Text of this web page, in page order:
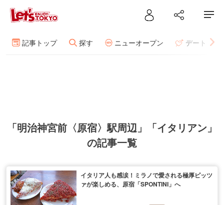
記事トップ 探す ニューオープン デート
「明治神宮前〈原宿〉駅周辺」「イタリアン」
の記事一覧
イタリア人も感涙！ミラノで愛される極厚ピッツ
ァが楽しめる、原宿「SPONTINI」へ